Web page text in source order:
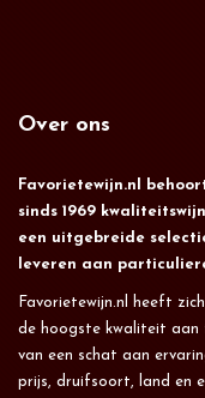
Over ons
Favorietewijn.nl
sinds 1969
een uitgebreide
leveren aan
Favorietewijn.nl heeft
de hoogste kwaliteit aan
van een schat aan
prijs, druifsoort, land en